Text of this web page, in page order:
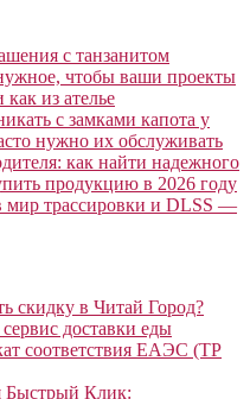
с танзанитом
чтобы ваши проекты
из ателье
с замками капота у
нужно их обслуживать
как найти надежного
продукцию в 2026 году
мир трассировки и DLSS —
скидку в Читай Город?
сервис доставки еды
соответствия ЕАЭС (ТР
Быстрый Клик: